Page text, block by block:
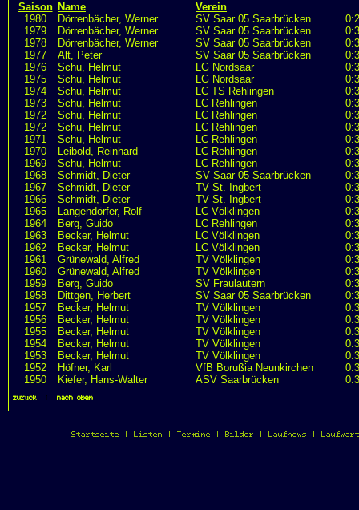
Saison Name
Verein
1980
Dörrenbächer, Werner SV Saar 05 Saarbrücken
1979
Dörrenbächer, Werner SV Saar 05 Saarbrücken
1978
Dörrenbächer, Werner SV Saar 05 Saarbrücken
1977
Alt, Peter SV Saar 05 Saarbrücken
1976
Schu, Helmut LG Nordsaar
1975
Schu, Helmut LG Nordsaar
1974
Schu, Helmut LC TS Rehlingen
1973
Schu, Helmut LC Rehlingen
1972
Schu, Helmut LC Rehlingen
1972
Schu, Helmut LC Rehlingen
1971
Schu, Helmut LC Rehlingen
1970
Leibold, Reinhard LC Rehlingen
1969
Schu, Helmut LC Rehlingen
1968
Schmidt, Dieter SV Saar 05 Saarbrücken
1967
Schmidt, Dieter TV St. Ingbert
1966
Schmidt, Dieter TV St. Ingbert
1965
Langendörfer, Rolf LC Völklingen
1964
Berg, Guido LC Rehlingen
1963
Becker, Helmut LC Völklingen
1962
Becker, Helmut LC Völklingen
1961
Grünewald, Alfred TV Völklingen
1960
Grünewald, Alfred TV Völklingen
1959
Berg, Guido SV Fraulautern
1958
Dittgen, Herbert SV Saar 05 Saarbrücken
1957
Becker, Helmut TV Völklingen
1956
Becker, Helmut TV Völklingen
1955
Becker, Helmut TV Völklingen
1954
Becker, Helmut TV Völklingen
1953
Becker, Helmut TV Völklingen
1952
Höfner, Karl VfB Borußia Neunkirchen
1950
Kiefer, Hans-Walter ASV Saarbrücken
zurück nach oben
Startseite Listen Termine Bilder Laufnews Laufwart